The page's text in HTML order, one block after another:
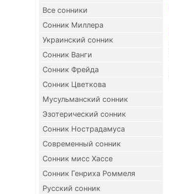
Все сонники
Сонник Миллера
Украинский сонник
Сонник Ванги
Сонник Фрейда
Сонник Цветкова
Мусульманский сонник
Эзотерический сонник
Сонник Нострадамуса
Современный сонник
Сонник мисс Хассе
Сонник Генриха Роммеля
Русский сонник